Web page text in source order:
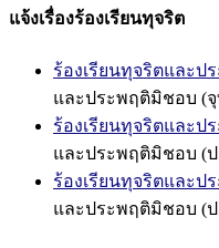
แจ้งเรื่องร้องเรียนทุจริต
ร้องเรียนทุจริตและป
และประพฤติมิชอบ (
ร้องเรียนทุจริตและป
และประพฤติมิชอบ (
ร้องเรียนทุจริตและป
และประพฤติมิชอบ (